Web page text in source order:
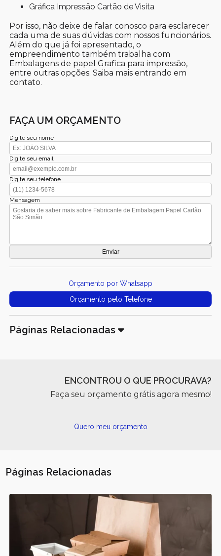
Gráfica Impressão Cartão de Visita
Por isso, não deixe de falar conosco para esclarecer
cada uma de suas dúvidas com nossos funcionários.
Além do que já foi apresentado, o
empreendimento também trabalha com
Embalagens de papel Grafica para impressão,
entre outras opções. Saiba mais entrando em
contato.
FAÇA UM ORÇAMENTO
Digite seu nome
Digite seu email
Digite seu telefone
Mensagem
Orçamento por Whatsapp
Orçamento pelo Telefone
Páginas Relacionadas
ENCONTROU O QUE PROCURAVA?
Faça seu orçamento grátis agora mesmo!
Quero meu orçamento
Páginas Relacionadas